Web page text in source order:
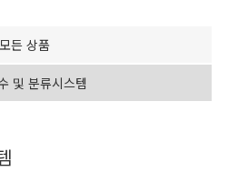
모든 상품
및 분류시스템